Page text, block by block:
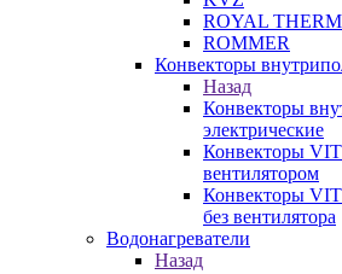
ROYAL
ROMMER
Конвекторы
Назад
Конвекторы
электрические
Конвекторы
вентилятором
Конвекторы
без вентилятора
Водонагреватели
Назад